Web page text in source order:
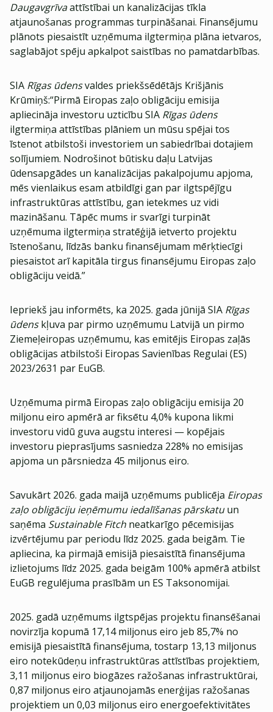
Daugavgrīvaattīstībai un kanalizācijas tīkla
atjaunošanas programmas turpināšanai. Finansējumu
plānots piesaistīt uzņēmuma ilgtermiņa plāna ietvaros,
saglabājot spēju apkalpot saistības no pamatdarbības.
SIA Rīgas ūdensvaldes priekšsēdētājs Krišjānis
Krūmiņš:“Pirmā Eiropas zaļo obligāciju emisija
apliecināja investoru uzticību SIA Rīgas ūdens
ilgtermiņa attīstības plāniem un mūsu spējai tos
īstenot atbilstoši investoriem un sabiedrībai dotajiem
solījumiem. Nodrošinot būtisku daļu Latvijas
ūdensapgādes un kanalizācijas pakalpojumu apjoma,
mēs vienlaikus esam atbildīgi gan par ilgtspējīgu
infrastruktūras attīstību, gan ietekmes uz vidi
mazināšanu. Tāpēc mums ir svarīgi turpināt
uzņēmuma ilgtermiņa stratēģijā ietverto projektu
īstenošanu, līdzās banku finansējumam mērķtiecīgi
piesaistot arī kapitāla tirgus finansējumu Eiropas zaļo
obligāciju veidā.”
Iepriekš jau informēts, ka 2025. gada jūnijā SIA Rīgas
ūdenskļuva par pirmo uzņēmumu Latvijā un pirmo
Ziemeļeiropas uzņēmumu, kas emitējis Eiropas zaļās
obligācijas atbilstoši Eiropas Savienības Regulai (ES)
2023/2631 par EuGB.
Uzņēmuma pirmā Eiropas zaļo obligāciju emisija 20
miljonu eiro apmērā ar fiksētu 4,0% kupona likmi
investoru vidū guva augstu interesi — kopējais
investoru pieprasījums sasniedza 228% no emisijas
apjoma un pārsniedza 45 miljonus eiro.
Savukārt 2026. gada maijā uzņēmums publicēja Eiropas
zaļo obligāciju ieņēmumu iedalīšanas pārskatuun
saņēma Sustainable Fitch neatkarīgo pēcemisijas
izvērtējumu par periodu līdz 2025. gada beigām. Tie
apliecina, ka pirmajā emisijā piesaistītā finansējuma
izlietojums līdz 2025. gada beigām 100% apmērā atbilst
EuGB regulējuma prasībām un ES Taksonomijai.
2025. gadā uzņēmums ilgtspējas projektu finansēšanai
novirzīja kopumā 17,14 miljonus eiro jeb 85,7% no
emisijā piesaistītā finansējuma, tostarp 13,13 miljonus
eiro notekūdeņu infrastruktūras attīstības projektiem,
3,11 miljonus eiro biogāzes ražošanas infrastruktūrai,
0,87 miljonus eiro atjaunojamās enerģijas ražošanas
projektiem un 0,03 miljonus eiro energoefektivitātes